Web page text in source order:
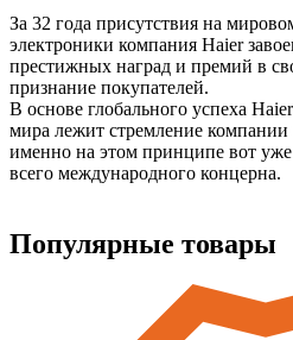
За 32 года присутствия на
электроники компания Haier
престижных наград и премий в
признание покупателей.
В основе глобального успеха
мира лежит стремление
именно на этом принципе вот уже
всего международного концерна.
Популярные товары